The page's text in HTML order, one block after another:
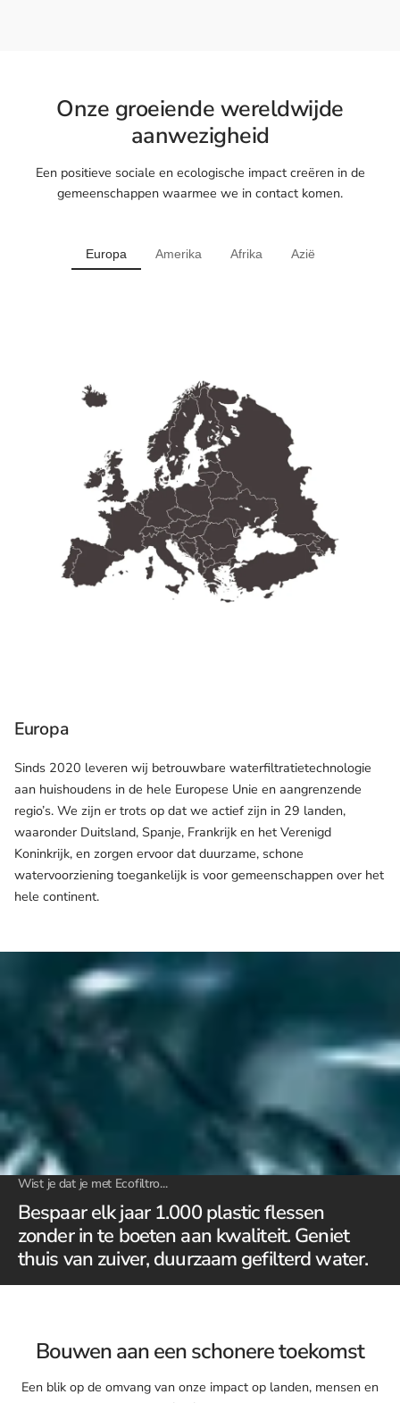
Onze groeiende wereldwijde
aanwezigheid
Een positieve sociale en ecologische impact creëren in de
gemeenschappen waarmee we in contact komen.
Europa Amerika Afrika Azië
Europa
Sinds 2020 leveren wij betrouwbare waterfiltratietechnologie
aan huishoudens in de hele Europese Unie en aangrenzende
regio’s. We zijn er trots op dat we actief zijn in 29 landen,
waaronder Duitsland, Spanje, Frankrijk en het Verenigd
Koninkrijk, en zorgen ervoor dat duurzame, schone
watervoorziening toegankelijk is voor gemeenschappen over het
hele continent.
Wist je dat je met Ecofiltro...
Bespaar elk jaar 1.000 plastic flessen
zonder in te boeten aan kwaliteit. Geniet
thuis van zuiver, duurzaam gefilterd water.
Bouwen aan een schonere toekomst
Een blik op de omvang van onze impact op landen, mensen en